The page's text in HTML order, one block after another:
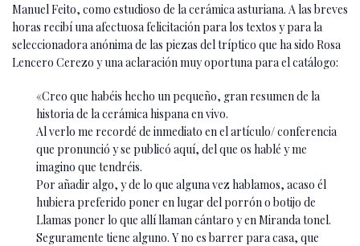
Manuel Feito, como estudioso de la cerámica asturiana. A las breves
horas recibí una afectuosa felicitación para los textos y para la
seleccionadora anónima de las piezas del tríptico que ha sido Rosa
Lencero Cerezo y una aclaración muy oportuna para el catálogo:
«Creo que habéis hecho un pequeño, gran resumen de la
historia de la cerámica hispana en vivo.
Al verlo me recordé de inmediato en el artículo/ conferencia
que pronunció y se publicó aquí, del que os hablé y me
imagino que tendréis.
Por añadir algo, y de lo que alguna vez hablamos, acaso él
hubiera preferido poner en lugar del porrón o botijo de
Llamas poner lo que allí llaman cántaro y en Miranda tonel.
Seguramente tiene alguno. Y no es barrer para casa, que